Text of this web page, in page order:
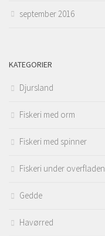
september 2016
KATEGORIER
Djursland
Fiskeri med orm
Fiskeri med spinner
Fiskeri under overfladen
Gedde
Havørred